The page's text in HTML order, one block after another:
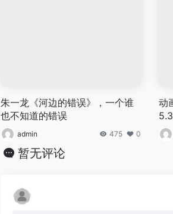
朱一龙《河边的错误》，一个谁
也不知道的错误
admin 475 0
动
暂无评论